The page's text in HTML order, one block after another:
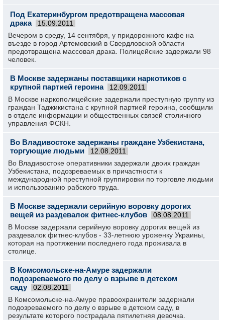
Под Екатеринбургом предотвращена массовая
драка
15.09.2011
Вечером в среду, 14 сентября, у придорожного кафе на
въезде в город Артемовский в Свердловской области
предотвращена массовая драка. Полицейские задержали 98
человек.
В Москве задержаны поставщики наркотиков с
крупной партией героина
12.09.2011
В Москве наркополицейские задержали преступную группу из
граждан Таджикистана с крупной партией героина, сообщили
в отделе информации и общественных связей столичного
управления ФСКН.
Во Владивостоке задержаны граждане Узбекистана,
торгующие людьми
12.08.2011
Во Владивостоке оперативники задержали двоих граждан
Узбекистана, подозреваемых в причастности к
международной преступной группировки по торговле людьми
и использованию рабского труда.
В Москве задержали серийную воровку дорогих
вещей из раздевалок фитнес-клубов
08.08.2011
В Москве задержали серийную воровку дорогих вещей из
раздевалок фитнес-клубов - 33-летнюю уроженку Украины,
которая на протяжении последнего года проживала в
столице.
В Комсомольске-на-Амуре задержали
подозреваемого по делу о взрыве в детском
саду
02.08.2011
В Комсомольске-на-Амуре правоохранители задержали
подозреваемого по делу о взрыве в детском саду, в
результате которого пострадала пятилетняя девочка.